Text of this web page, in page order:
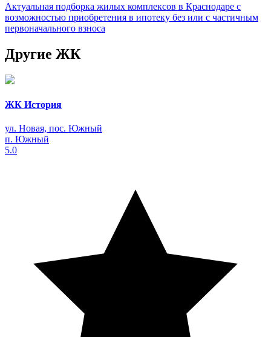
Актуальная подборка жилых комплексов в Краснодаре с
возможностью приобретения в ипотеку без или с частичным
первоначального взноса
Другие ЖК
ЖК История
ул. Новая, пос. Южный
п. Южный
5.0